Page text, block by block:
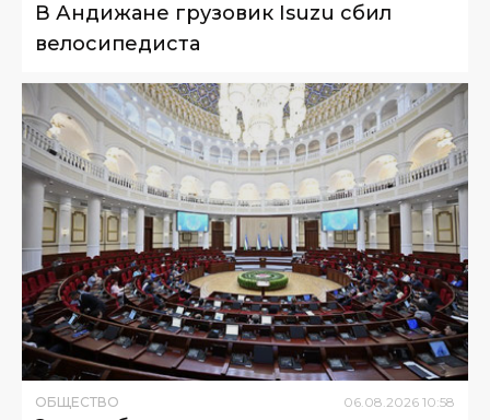
В Андижане грузовик Isuzu сбил
велосипедиста
ОБЩЕСТВО 06.08.2026 10:58